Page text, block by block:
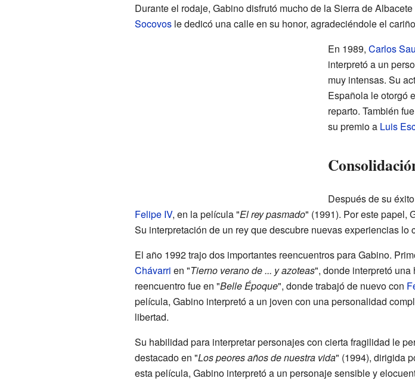
Durante el rodaje, Gabino disfrutó mucho de la Sierra de
Socovosle dedicó una calle en su honor, agradeciéndole el
En 1989, Carlos
interpretó a un
muy intensas. Su
Española le otorgó
reparto. También
su premio a Luis
Después de su
Felipe IV, en la película "El rey pasmado" (1991). Por este papel,
Su interpretación de un rey que descubre nuevas experiencias
El año 1992 trajo dos importantes reencuentros para Gabino.
Chávarri en "Tierno verano de ... y azoteas", donde interpretó una
reencuentro fue en "Belle Époque", donde trabajó de nuevo con
película, Gabino interpretó a un joven con una personalidad
libertad.
Su habilidad para interpretar personajes con cierta fragilidad le
destacado en "Los peores años de nuestra vida" (1994), dirigida
esta película, Gabino interpretó a un personaje sensible y